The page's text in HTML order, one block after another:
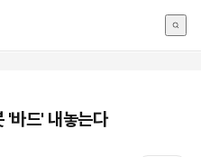
바드' 내놓는다